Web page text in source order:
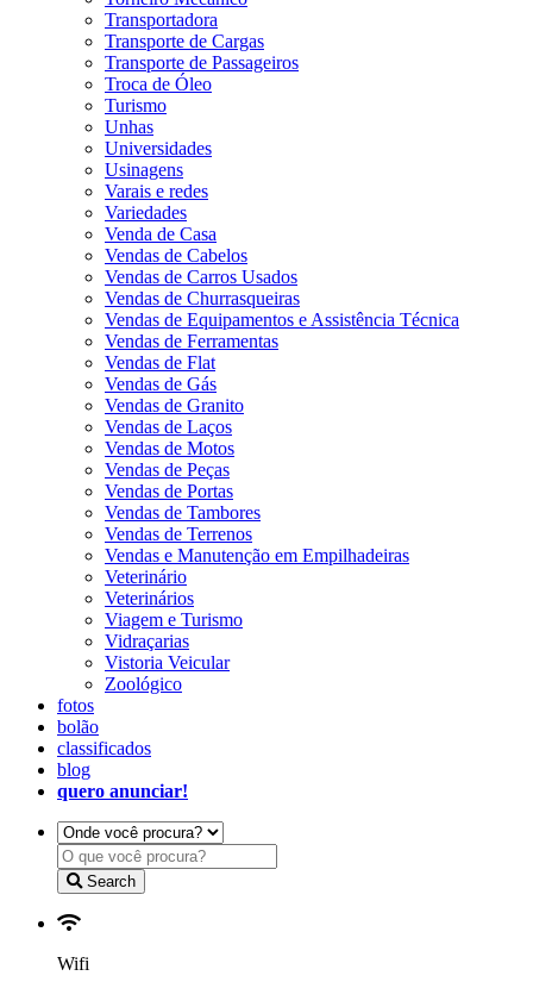
Transportadora
Transporte de Cargas
Transporte de Passageiros
Troca de Óleo
Turismo
Unhas
Universidades
Usinagens
Varais e redes
Variedades
Venda de Casa
Vendas de Cabelos
Vendas de Carros Usados
Vendas de Churrasqueiras
Vendas de Equipamentos e Assistência Técnica
Vendas de Ferramentas
Vendas de Flat
Vendas de Gás
Vendas de Granito
Vendas de Laços
Vendas de Motos
Vendas de Peças
Vendas de Portas
Vendas de Tambores
Vendas de Terrenos
Vendas e Manutenção em Empilhadeiras
Veterinário
Veterinários
Viagem e Turismo
Vidraçarias
Vistoria Veicular
Zoológico
fotos
bolão
classificados
blog
quero anunciar!
Search
Wifi